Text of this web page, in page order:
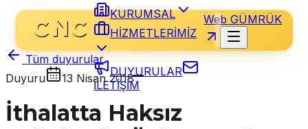
KURUMSAL
HİZMETLERİMİZ
DUYURULAR
İLETİŞİM
Web GÜMRÜK
Tüm duyurular
Duyuru
13 Nisan 2018
İthalatta Haksız